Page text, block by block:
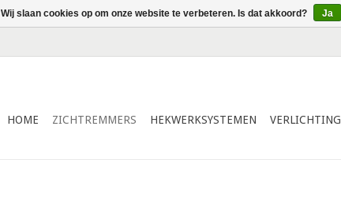
HOME ZICHTREMMERS HEKWERKSYSTEMEN VERLICHTING
Wij slaan cookies op om onze website te verbeteren. Is dat akkoord? Ja